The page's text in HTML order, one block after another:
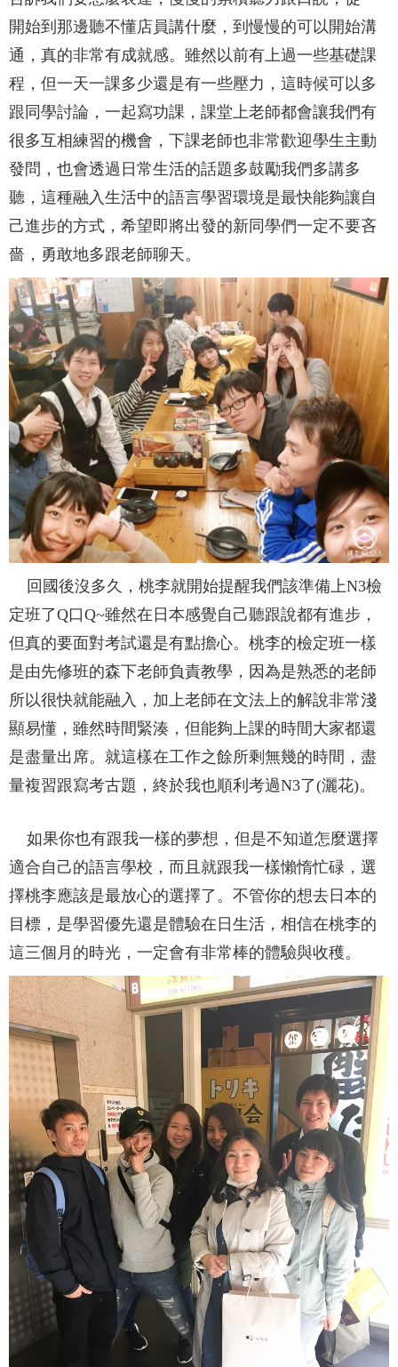
開始到那邊聽不懂店員講什麼，到慢慢的可以開始溝
通，真的非常有成就感。雖然以前有上過一些基礎課
程，但一天一課多少還是有一些壓力，這時候可以多
跟同學討論，一起寫功課，課堂上老師都會讓我們有
很多互相練習的機會，下課老師也非常歡迎學生主動
發問，也會透過日常生活的話題多鼓勵我們多講多
聽，這種融入生活中的語言學習環境是最快能夠讓自
己進步的方式，希望即將出發的新同學們一定不要吝
嗇，勇敢地多跟老師聊天。
回國後沒多久，桃李就開始提醒我們該準備上N3檢
定班了Q口Q~雖然在日本感覺自己聽跟說都有進步，
但真的要面對考試還是有點擔心。桃李的檢定班一樣
是由先修班的森下老師負責教學，因為是熟悉的老師
所以很快就能融入，加上老師在文法上的解說非常淺
顯易懂，雖然時間緊湊，但能夠上課的時間大家都還
是盡量出席。就這樣在工作之餘所剩無幾的時間，盡
量複習跟寫考古題，終於我也順利考過N3了(灑花)。
如果你也有跟我一樣的夢想，但是不知道怎麼選擇
適合自己的語言學校，而且就跟我一樣懶惰忙碌，選
擇桃李應該是最放心的選擇了。不管你的想去日本的
目標，是學習優先還是體驗在日生活，相信在桃李的
這三個月的時光，一定會有非常棒的體驗與收穫。